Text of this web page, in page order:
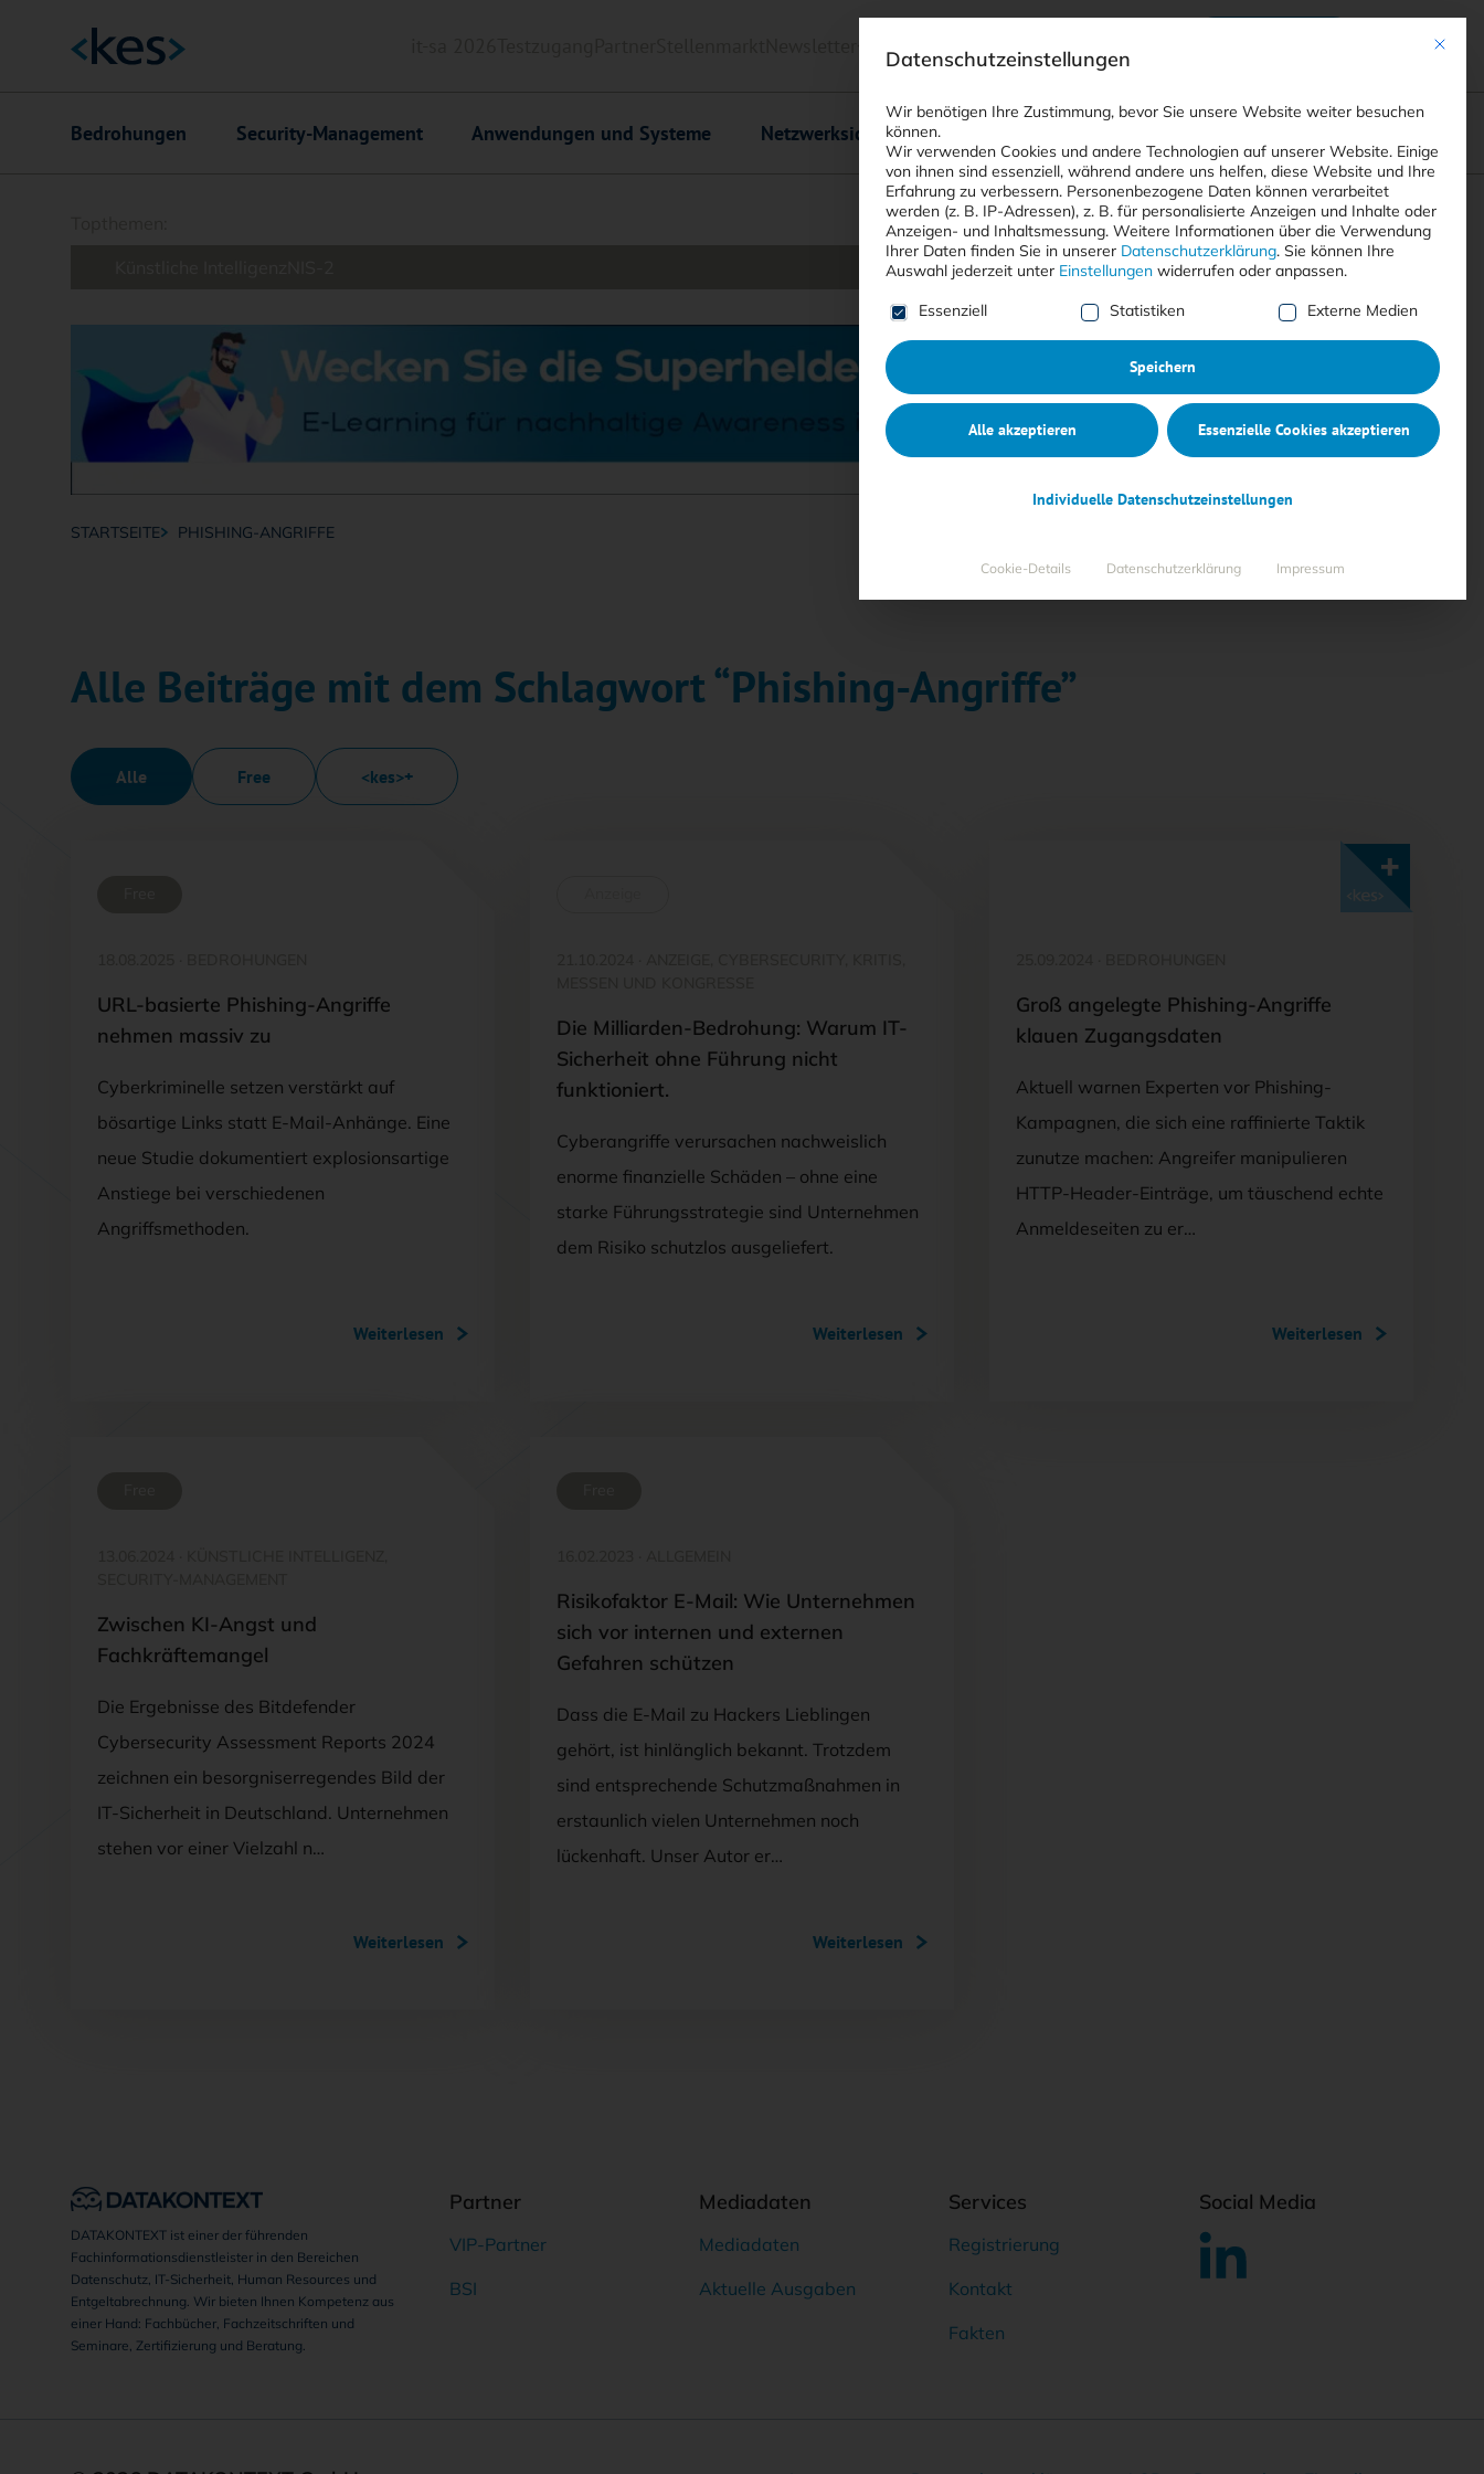
Suchen
<kes>+ Downloads
Hauptnavigation
Bedrohungen Security-Management Anwendungen und Systeme Netzwerksicherheit
Breadcrumb-Navigation
STARTSEITE PHISHING-ANGRIFFE
Alle Beiträge mit dem Schlagwort “Phishing-Angriffe”
Alle Free <kes>+
URL-basierte Phishing-Angriffe
nehmen massiv zu
Cyberkriminelle setzen verstärkt auf
bösartige Links statt E-Mail-Anhänge. Eine
neue Studie dokumentiert explosionsartige
Anstiege bei verschiedenen
Angriffsmethoden.
Weiterlesen
Die Milliarden-Bedrohung: Warum IT-
Sicherheit ohne Führung nicht
funktioniert.
Cyberangriffe verursachen nachweislich
enorme finanzielle Schäden – ohne eine
starke Führungsstrategie sind Unternehmen
dem Risiko schutzlos ausgeliefert.
Weiterlesen
Groß angelegte Phishing-Angriffe
klauen Zugangsdaten
Aktuell warnen Experten vor Phishing-
Kampagnen, die sich eine raffinierte Taktik
zunutze machen: Angreifer manipulieren
HTTP-Header-Einträge, um täuschend echte
Anmeldeseiten zu er…
Weiterlesen
Zwischen KI-Angst und
Fachkräftemangel
Die Ergebnisse des Bitdefender
Cybersecurity Assessment Reports 2024
zeichnen ein besorgniserregendes Bild der
IT-Sicherheit in Deutschland. Unternehmen
stehen vor einer Vielzahl n…
Weiterlesen
Risikofaktor E-Mail: Wie Unternehmen
sich vor internen und externen
Gefahren schützen
Dass die E-Mail zu Hackers Lieblingen
gehört, ist hinlänglich bekannt. Trotzdem
sind entsprechende Schutzmaßnahmen in
erstaunlich vielen Unternehmen noch
lückenhaft. Unser Autor er…
Weiterlesen
DATAKONTEXT ist einer der führenden
Fachinformationsdienstleister in den Bereichen
Datenschutz, IT-Sicherheit, Human Resources und
Entgeltabrechnung. Wir bieten Ihnen Kompetenz aus
einer Hand: Fachbücher, Fachzeitschriften und
Seminare, Zertifizierung und Beratung.
Partner
VIP-Partner
BSI
Mediadaten
Mediadaten
Aktuelle Ausgaben
Services
Registrierung
Kontakt
Fakten
Social Media
Mit
Datenschutzeinstellungen
Wir benötigen Ihre Zustimmung, bevor Sie unsere Website weiter besuchen
können.
Wir verwenden Cookies und andere Technologien auf unserer Website. Einige
von ihnen sind essenziell, während andere uns helfen, diese Website und Ihre
Erfahrung zu verbessern. Personenbezogene Daten können verarbeitet
werden (z. B. IP-Adressen), z. B. für personalisierte Anzeigen und Inhalte oder
Anzeigen- und Inhaltsmessung. Weitere Informationen über die Verwendung
Ihrer Daten finden Sie in unserer Datenschutzerklärung. Sie können Ihre
Auswahl jederzeit unter Einstellungen widerrufen oder anpassen.
Es folgt eine Liste der Service-Gruppen, für die eine Einwilligung
Essenziell Statistiken Externe Medien
Speichern
Alle akzeptieren Essenzielle Cookies akzeptieren
Individuelle Datenschutzeinstellungen
Cookie-Details Datenschutzerklärung Impressum